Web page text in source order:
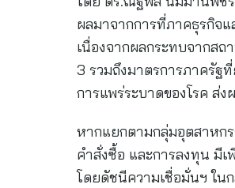
ผลมาจากการที่ภาคธุรกิจ
เนื่องจากผลกระทบจากสถ
3 รวมถึงมาตรการภาครัฐ
การแพร่ระบาดของโรค ส่
หากแยกตามกลุ่มอุตสาหก
คำสั่งซื้อ และการลงทุน มี
โดยดัชนีความเชื่อมั่นฯ ใน